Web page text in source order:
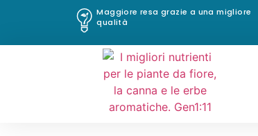
Maggiore resa grazie a una migliore
qualità